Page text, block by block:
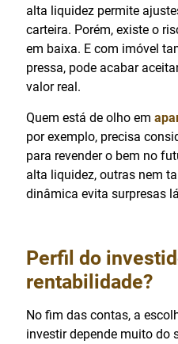
alta liquidez permite
carteira. Porém, existe o
em baixa. E com imóvel
pressa, pode acabar
valor real.
Quem está de olho em
por exemplo, precisa
para revender o bem no
alta liquidez, outras nem
dinâmica evita surpresas
Perfil do
rentabilidade?
No fim das contas, a
investir depende muito do